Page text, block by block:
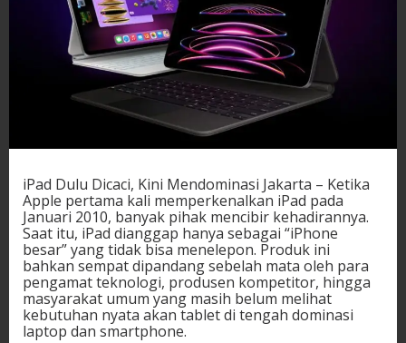
iPad Dulu Dicaci, Kini Mendominasi Jakarta – Ketika
Apple pertama kali memperkenalkan iPad pada
Januari 2010, banyak pihak mencibir kehadirannya.
Saat itu, iPad dianggap hanya sebagai “iPhone
besar” yang tidak bisa menelepon. Produk ini
bahkan sempat dipandang sebelah mata oleh para
pengamat teknologi, produsen kompetitor, hingga
masyarakat umum yang masih belum melihat
kebutuhan nyata akan tablet di tengah dominasi
laptop dan smartphone.